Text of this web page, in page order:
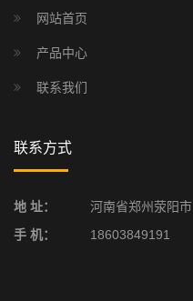
网站首页
产品中心
联系我们
联系方式
地 址：
河南省郑州荥阳市
手 机：
18603849191